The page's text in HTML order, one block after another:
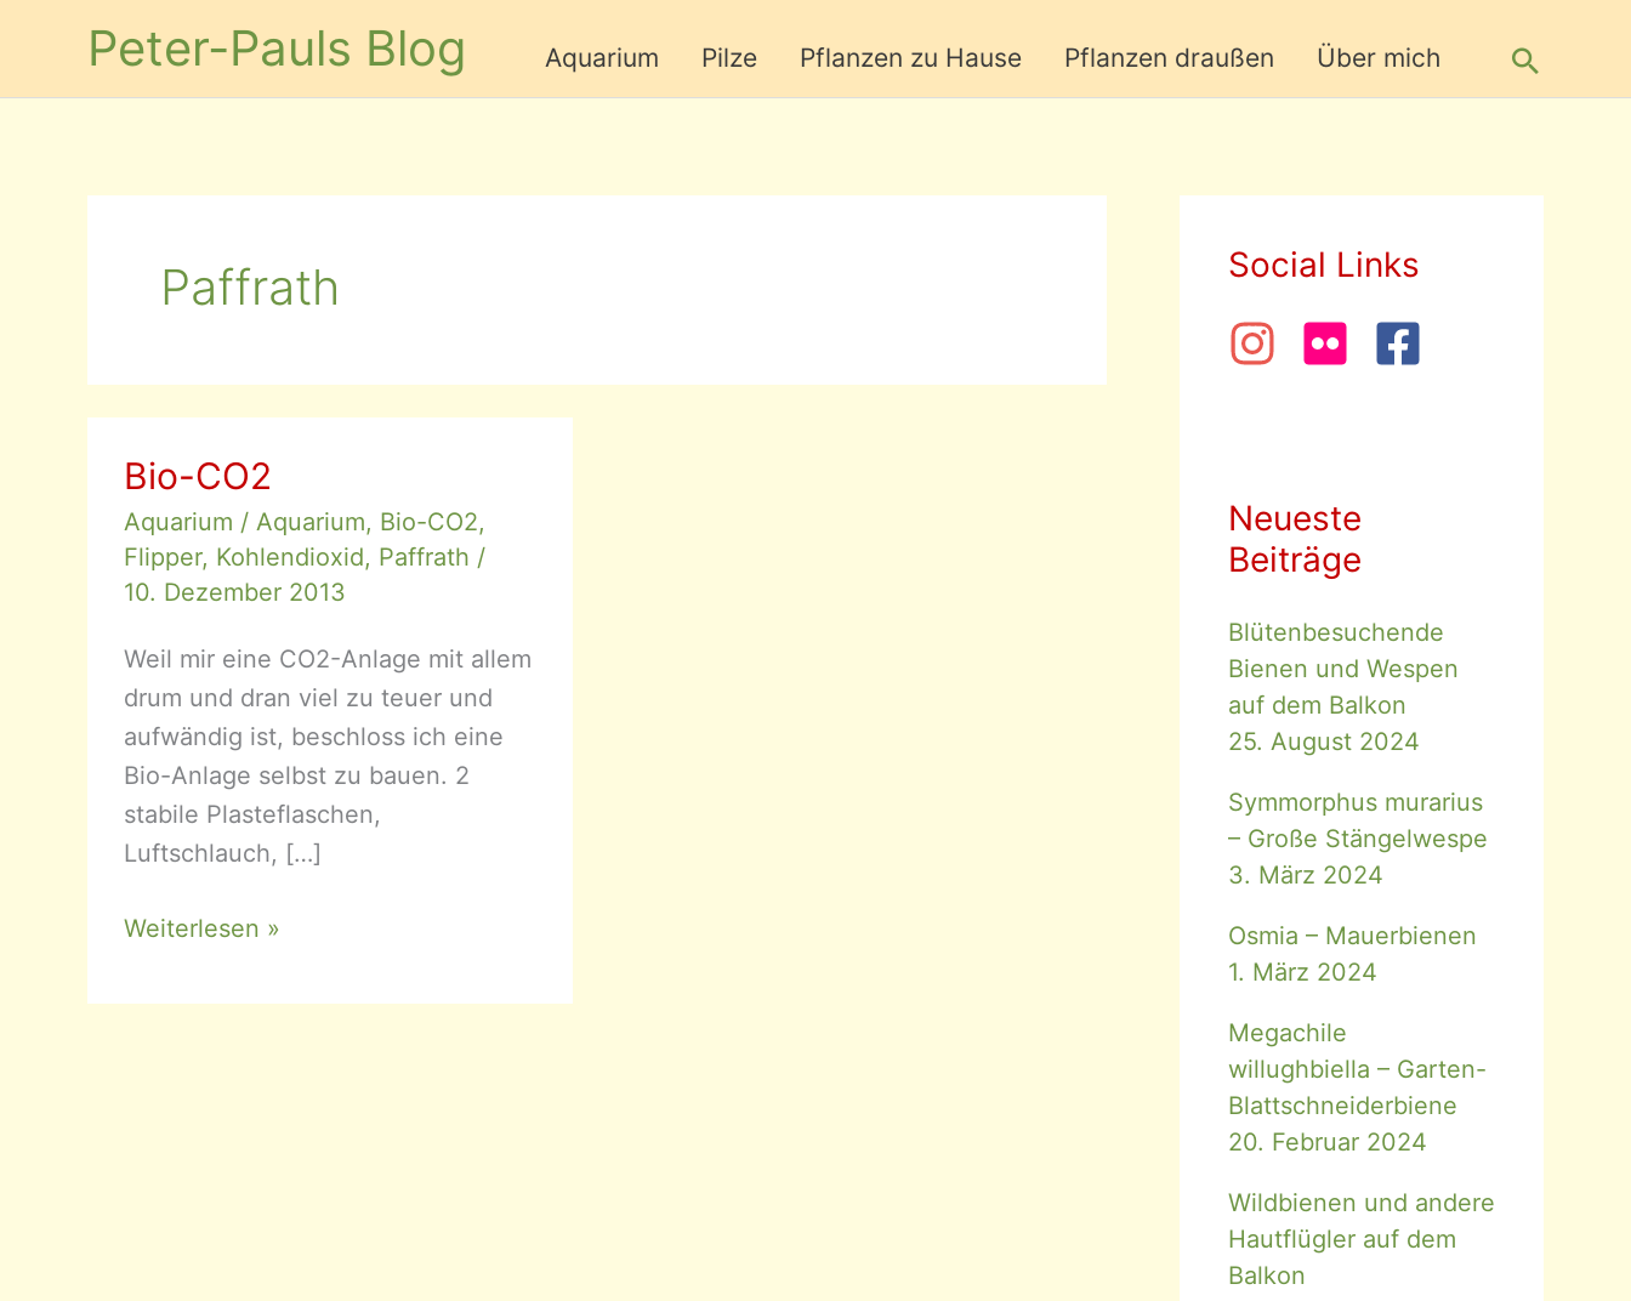
springen
Peter-Pauls Blog Aquarium Pilze Pflanzen zu Hause Pflanzen draußen Über mich
Paffrath
Bio-CO2
Aquarium / Aquarium, Bio-CO2,
Flipper, Kohlendioxid, Paffrath /
10. Dezember 2013
Weil mir eine CO2-Anlage mit allem
drum und dran viel zu teuer und
aufwändig ist, beschloss ich eine
Bio-Anlage selbst zu bauen. 2
stabile Plasteflaschen,
Luftschlauch, […]
Bio-
Weiterlesen »
Social Links
Neueste
Beiträge
Blütenbesuchende
Bienen und Wespen
auf dem Balkon
25. August 2024
Symmorphus murarius
– Große Stängelwespe
3. März 2024
Osmia – Mauerbienen
1. März 2024
Megachile
willughbiella – Garten-
Blattschneiderbiene
20. Februar 2024
Wildbienen und andere
Hautflügler auf dem
Balkon